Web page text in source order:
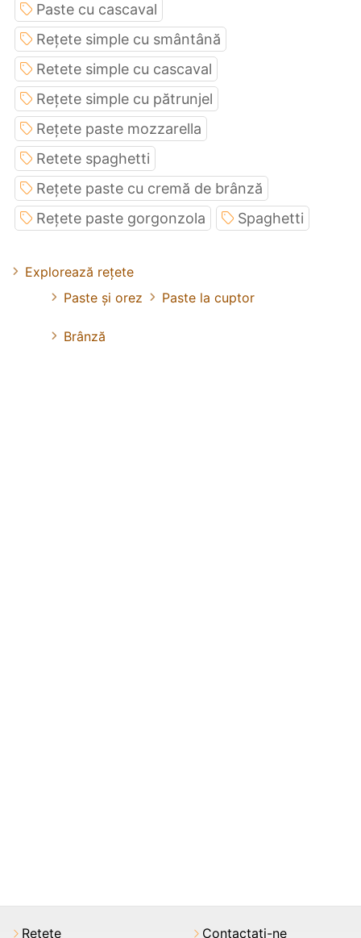
Paste cu cascaval
Rețete simple cu smântână
Retete simple cu cascaval
Rețete simple cu pătrunjel
Rețete paste mozzarella
Retete spaghetti
Rețete paste cu cremă de brânză
Rețete paste gorgonzola
Spaghetti
Explorează rețete
Paste și orez
Paste la cuptor
Brânză
Rețete Contactați-ne